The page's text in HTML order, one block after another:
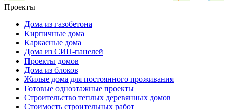
Проекты
Дома из газобетона
Кирпичные дома
Каркасные дома
Дома из СИП-панелей
Проекты домов
Дома из блоков
Жилые дома для постоянного проживания
Готовые одноэтажные проекты
Строительство теплых деревянных домов
Стоимость строительных работ